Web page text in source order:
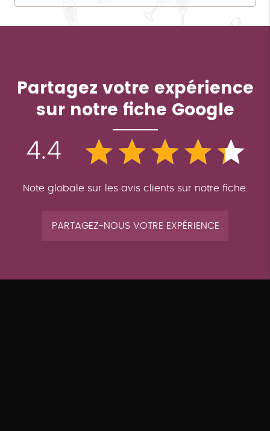
Partagez votre expérience
sur notre fiche Google
4.4
Note globale sur les avis clients sur notre fiche.
PARTAGEZ-NOUS VOTRE EXPÉRIENCE